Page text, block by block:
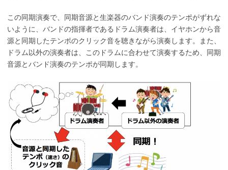
この同期演奏で、同期音源と生楽器のバンド演奏のテンポがずれな
いように、バンドの指揮者であるドラム演奏者は、イヤホンから音
源と同期したテンポのクリック音を聴きながら演奏します。また、
ドラム以外の演奏者は、このドラムに合わせて演奏するため、同期
音源とバンド演奏のテンポが同期します。